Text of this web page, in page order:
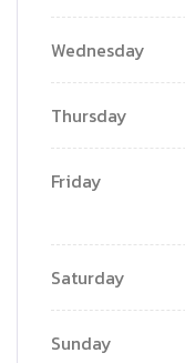
Wednesday
Thursday
Friday
Saturday
Sunday